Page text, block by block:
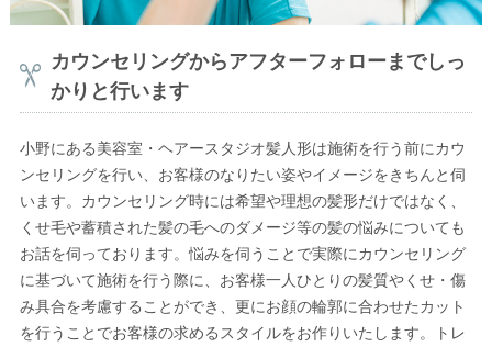
カウンセリングからアフターフォローまでしっ
かりと行います
小野にある美容室・ヘアースタジオ髪人形は施術を行う前にカウ
ンセリングを行い、お客様のなりたい姿やイメージをきちんと伺
います。カウンセリング時には希望や理想の髪形だけではなく、
くせ毛や蓄積された髪の毛へのダメージ等の髪の悩みについても
お話を伺っております。悩みを伺うことで実際にカウンセリング
に基づいて施術を行う際に、お客様一人ひとりの髪質やくせ・傷
み具合を考慮することができ、更にお顔の輪郭に合わせたカット
を行うことでお客様の求めるスタイルをお作りいたします。トレ